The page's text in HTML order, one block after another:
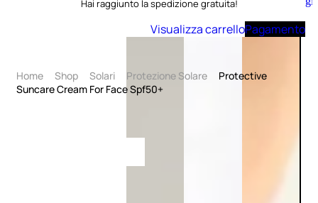
carrello
Hai raggiunto la spedizione gratuita!
Visualizza carrelloPagamento
Home Shop Solari Protezione Solare
Protective
Suncare Cream For Face Spf50+